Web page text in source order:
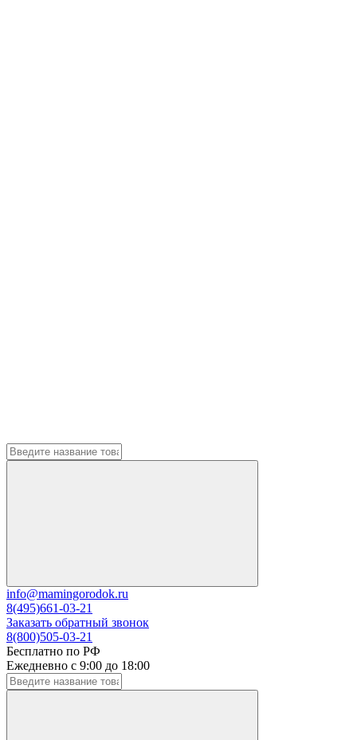
info@mamingorodok.ru
8(495)661-03-21
Заказать обратный звонок
8(800)505-03-21
Бесплатно по РФ
Ежедневно с 9:00 до 18:00